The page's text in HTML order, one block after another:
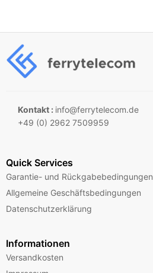
Kontakt : info@ferrytelecom.de
+49 (0) 2962 7509959
Quick Services
Garantie- und Rückgabebedingungen
Allgemeine Geschäftsbedingungen
Datenschutzerklärung
Informationen
Versandkosten